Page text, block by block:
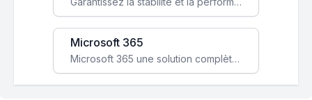
Microsoft 365
Microsoft 365 une solution complète qui booste votre productivité, renforce la sécurité de vos données et facilite la collaboration.